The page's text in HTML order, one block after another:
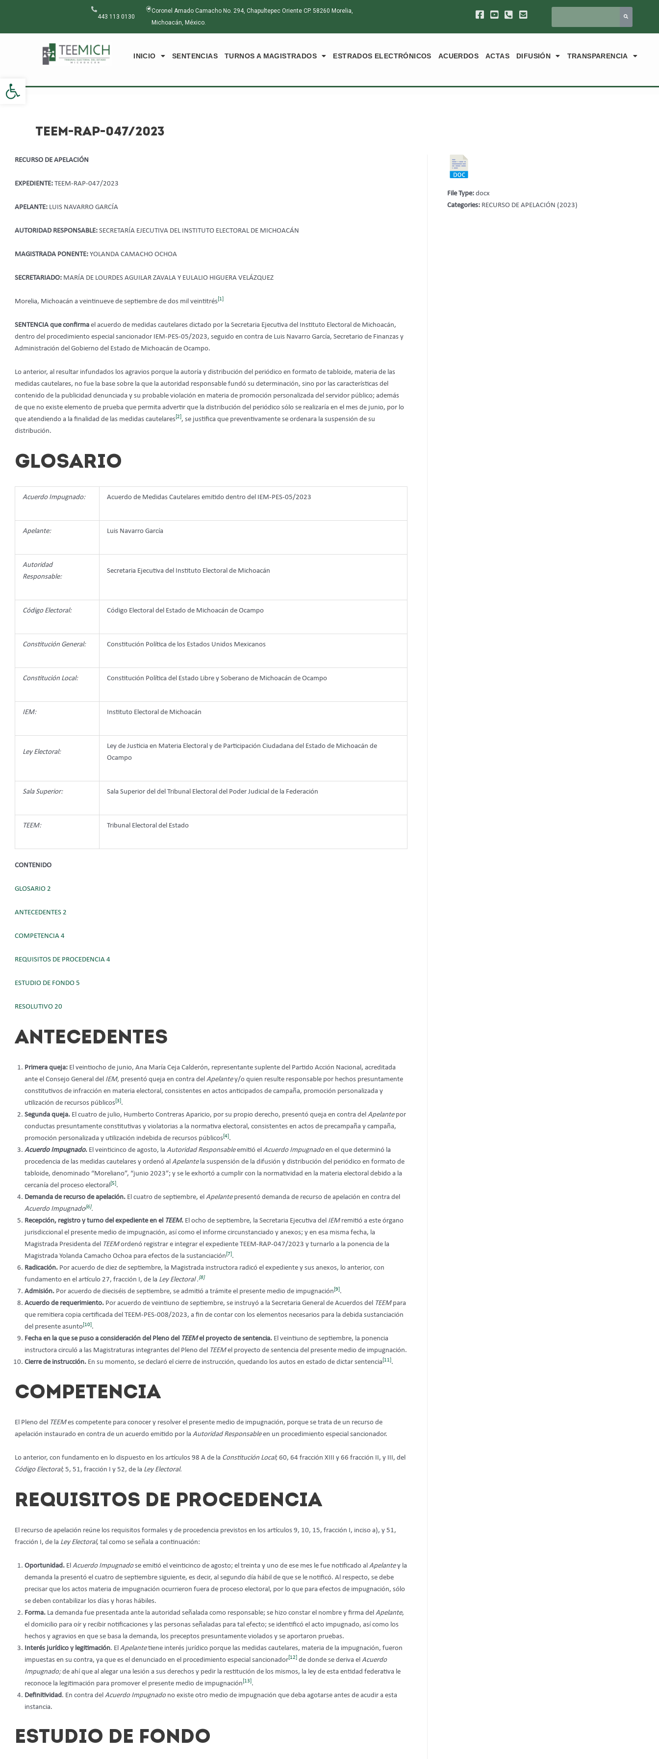
Abrir barra de herramientas
443 113 0130
Coronel Amado Camacho No. 294, Chapultepec Oriente CP. 58260 Morelia,
Michoacán, México.
INICIO SENTENCIAS TURNOS A MAGISTRADOS ESTRADOS ELECTRÓNICOS ACUERDOS ACTAS DIFUSIÓN TRANSPARENCIA
TEEM-RAP-047/2023
RECURSO DE APELACIÓN
EXPEDIENTE: TEEM-RAP-047/2023
APELANTE: LUIS NAVARRO GARCÍA
AUTORIDAD RESPONSABLE: SECRETARÍA EJECUTIVA DEL INSTITUTO ELECTORAL DE MICHOACÁN
MAGISTRADA PONENTE: YOLANDA CAMACHO OCHOA
SECRETARIADO: MARÍA DE LOURDES AGUILAR ZAVALA Y EULALIO HIGUERA VELÁZQUEZ
Morelia, Michoacán a veintinueve de septiembre de dos mil veintitrés [1]
SENTENCIA que confirma el acuerdo de medidas cautelares dictado por la Secretaria Ejecutiva del Instituto Electoral de Michoacán,
dentro del procedimiento especial sancionador IEM-PES-05/2023, seguido en contra de Luis Navarro García, Secretario de Finanzas y
Administración del Gobierno del Estado de Michoacán de Ocampo.
Lo anterior, al resultar infundados los agravios porque la autoría y distribución del periódico en formato de tabloide, materia de las
medidas cautelares, no fue la base sobre la que la autoridad responsable fundó su determinación, sino por las características del
contenido de la publicidad denunciada y su probable violación en materia de promoción personalizada del servidor público; además
de que no existe elemento de prueba que permita advertir que la distribución del periódico sólo se realizaría en el mes de junio, por lo
que atendiendo a la finalidad de las medidas cautelares [2] , se justifica que preventivamente se ordenara la suspensión de su
distribución.
GLOSARIO
Acuerdo Impugnado: Acuerdo de Medidas Cautelares emitido dentro del IEM-PES-05/2023
Apelante: Luis Navarro García
Autoridad
Responsable:
Secretaria Ejecutiva del Instituto Electoral de Michoacán
Código Electoral: Código Electoral del Estado de Michoacán de Ocampo
Constitución General: Constitución Política de los Estados Unidos Mexicanos
Constitución Local: Constitución Política del Estado Libre y Soberano de Michoacán de Ocampo
IEM: Instituto Electoral de Michoacán
Ley Electoral:
Ley de Justicia en Materia Electoral y de Participación Ciudadana del Estado de Michoacán de
Ocampo
Sala Superior: Sala Superior del del Tribunal Electoral del Poder Judicial de la Federación
TEEM: Tribunal Electoral del Estado
CONTENIDO
GLOSARIO 2
ANTECEDENTES 2
COMPETENCIA 4
REQUISITOS DE PROCEDENCIA 4
ESTUDIO DE FONDO 5
RESOLUTIVO 20
ANTECEDENTES
Primera queja: El veintiocho de junio, Ana María Ceja Calderón, representante suplente del Partido Acción Nacional, acreditada
ante el Consejo General del IEM, presentó queja en contra del Apelantey/o quien resulte responsable por hechos presuntamente
constitutivos de infracción en materia electoral, consistentes en actos anticipados de campaña, promoción personalizada y
utilización de recursos públicos [3] .
Segunda queja. El cuatro de julio, Humberto Contreras Aparicio, por su propio derecho, presentó queja en contra del Apelante por
conductas presuntamente constitutivas y violatorias a la normativa electoral, consistentes en actos de precampaña y campaña,
promoción personalizada y utilización indebida de recursos públicos [4] .
Acuerdo Impugnado. El veinticinco de agosto, la Autoridad Responsableemitió el Acuerdo Impugnadoen el que determinó la
procedencia de las medidas cautelares y ordenó al Apelante la suspensión de la difusión y distribución del periódico en formato de
tabloide, denominado “Moreliano”, “junio 2023”; y se le exhortó a cumplir con la normatividad en la materia electoral debido a la
cercanía del proceso electoral [5] .
Demanda de recurso de apelación. El cuatro de septiembre, el Apelante presentó demanda de recurso de apelación en contra del
Acuerdo Impugnado[6].
Recepción, registro y turno del expediente en el TEEM. El ocho de septiembre, la Secretaria Ejecutiva del IEM remitió a este órgano
jurisdiccional el presente medio de impugnación, así como el informe circunstanciado y anexos; y en esa misma fecha, la
Magistrada Presidenta del TEEMordenó registrar e integrar el expediente TEEM-RAP-047/2023 y turnarlo a la ponencia de la
Magistrada Yolanda Camacho Ochoa para efectos de la sustanciación [7] .
Radicación. Por acuerdo de diez de septiembre, la Magistrada instructora radicó el expediente y sus anexos, lo anterior, con
fundamento en el artículo 27, fracción I, de la Ley Electoral .[8]
Admisión. Por acuerdo de dieciséis de septiembre, se admitió a trámite el presente medio de impugnación [9] .
Acuerdo de requerimiento. Por acuerdo de veintiuno de septiembre, se instruyó a la Secretaria General de Acuerdos del TEEM para
que remitiera copia certificada del TEEM-PES-008/2023, a fin de contar con los elementos necesarios para la debida sustanciación
del presente asunto [10] .
Fecha en la que se puso a consideración del Pleno del TEEMel proyecto de sentencia. El veintiuno de septiembre, la ponencia
instructora circuló a las Magistraturas integrantes del Pleno del TEEMel proyecto de sentencia del presente medio de impugnación.
Cierre de instrucción. En su momento, se declaró el cierre de instrucción, quedando los autos en estado de dictar sentencia [11] .
COMPETENCIA
El Pleno del TEEMes competente para conocer y resolver el presente medio de impugnación, porque se trata de un recurso de
apelación instaurado en contra de un acuerdo emitido por la Autoridad Responsableen un procedimiento especial sancionador.
Lo anterior, con fundamento en lo dispuesto en los artículos 98 A de la Constitución Local; 60, 64 fracción XIII y 66 fracción II, y III, del
Código Electoral; 5, 51, fracción I y 52, de la Ley Electoral.
REQUISITOS DE PROCEDENCIA
El recurso de apelación reúne los requisitos formales y de procedencia previstos en los artículos 9, 10, 15, fracción I, inciso a), y 51,
fracción I, de la Ley Electoral, tal como se señala a continuación:
Oportunidad. El Acuerdo Impugnadose emitió el veinticinco de agosto; el treinta y uno de ese mes le fue notificado al Apelantey la
demanda la presentó el cuatro de septiembre siguiente, es decir, al segundo día hábil de que se le notificó. Al respecto, se debe
precisar que los actos materia de impugnación ocurrieron fuera de proceso electoral, por lo que para efectos de impugnación, sólo
se deben contabilizar los días y horas hábiles.
Forma. La demanda fue presentada ante la autoridad señalada como responsable; se hizo constar el nombre y firma del Apelante,
el domicilio para oír y recibir notificaciones y las personas señaladas para tal efecto; se identificó el acto impugnado, así como los
hechos y agravios en que se basa la demanda, los preceptos presuntamente violados y se aportaron pruebas.
Interés jurídico y legitimación. El Apelantetiene interés jurídico porque las medidas cautelares, materia de la impugnación, fueron
impuestas en su contra, ya que es el denunciado en el procedimiento especial sancionador [12] de donde se deriva el Acuerdo
Impugnado;de ahí que al alegar una lesión a sus derechos y pedir la restitución de los mismos, la ley de esta entidad federativa le
reconoce la legitimación para promover el presente medio de impugnación [13] .
Definitividad . En contra del Acuerdo Impugnadono existe otro medio de impugnación que deba agotarse antes de acudir a esta
instancia.
ESTUDIO DE FONDO
File Type:docx
Categories: RECURSO DE APELACIÓN (2023)